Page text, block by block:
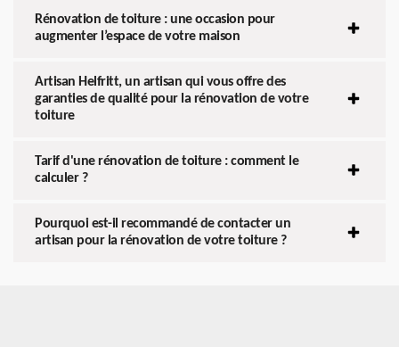
Rénovation de toiture : une occasion pour
augmenter l’espace de votre maison
Artisan Helfritt, un artisan qui vous offre des
garanties de qualité pour la rénovation de votre
toiture
Tarif d'une rénovation de toiture : comment le
calculer ?
Pourquoi est-il recommandé de contacter un
artisan pour la rénovation de votre toiture ?